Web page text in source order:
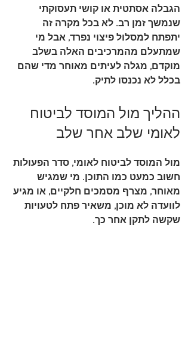
הגבלה אסתטית או קושי תעסוקתי
שנמשך זמן רב. לא בכל מקרה זה
יתפתח למסלול פיצוי נפרד, אבל מי
שמתעלם מהמרכיבים האלה בשלב
מוקדם, מגלה לעיתים מאוחר מדי שהם
בכלל לא נכנסו לתיק.
ההליך מול המוסד לביטוח
לאומי שלב אחר שלב
מול המוסד לביטוח לאומי, סדר הפעולות
חשוב כמעט כמו התוכן. מי שמגיש
מאוחר, מצרף מסמכים חלקיים, או מגיע
לוועדה לא מוכן, משאיר פתח לטעויות
שקשה לתקן אחר כך.